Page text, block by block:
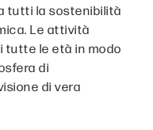
tutti la sostenibilità
Le attività
tutte le età in modo
di
di vera